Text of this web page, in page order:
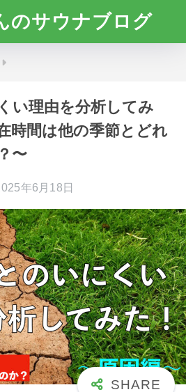
のサウナブログ
い理由を分析してみ
時間は他の季節とどれ
〜
年6月18日